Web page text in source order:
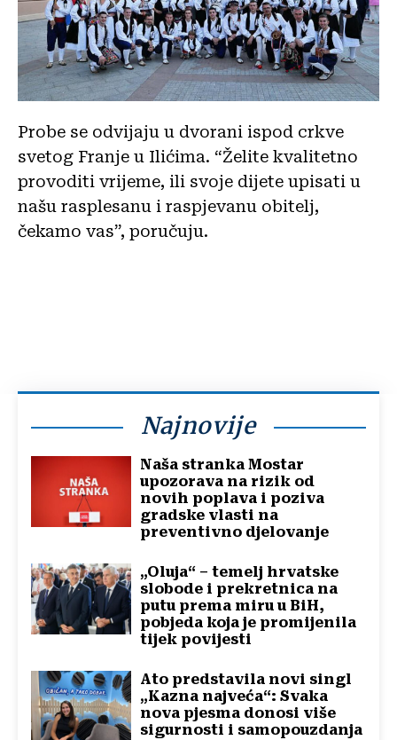
Probe se odvijaju u dvorani ispod crkve
svetog Franje u Ilićima. “Želite kvalitetno
provoditi vrijeme, ili svoje dijete upisati u
našu rasplesanu i raspjevanu obitelj,
čekamo vas”, poručuju.
Najnovije
Naša stranka Mostar
upozorava na rizik od
novih poplava i poziva
gradske vlasti na
preventivno djelovanje
„Oluja“ – temelj hrvatske
slobode i prekretnica na
putu prema miru u BiH,
pobjeda koja je promijenila
tijek povijesti
Ato predstavila novi singl
„Kazna najveća“: Svaka
nova pjesma donosi više
sigurnosti i samopouzdanja